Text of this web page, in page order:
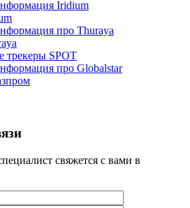
Iridium
про Thuraya
трекеры SPOT
про Globalstar
свяжется с вами в